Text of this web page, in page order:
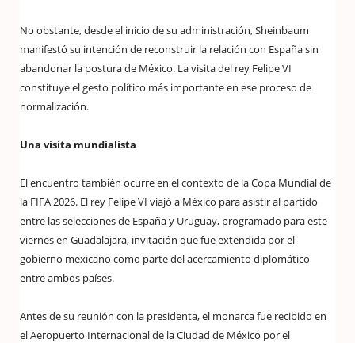
No obstante, desde el inicio de su administración, Sheinbaum
manifestó su intención de reconstruir la relación con España sin
abandonar la postura de México. La visita del rey Felipe VI
constituye el gesto político más importante en ese proceso de
normalización.
Una visita mundialista
El encuentro también ocurre en el contexto de la Copa Mundial de
la FIFA 2026. El rey Felipe VI viajó a México para asistir al partido
entre las selecciones de España y Uruguay, programado para este
viernes en Guadalajara, invitación que fue extendida por el
gobierno mexicano como parte del acercamiento diplomático
entre ambos países.
Antes de su reunión con la presidenta, el monarca fue recibido en
el Aeropuerto Internacional de la Ciudad de México por el